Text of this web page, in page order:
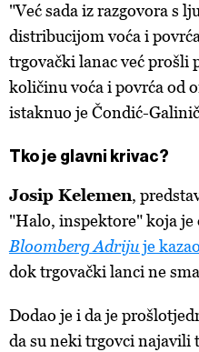
"Već sada iz razgovora s
distribucijom voća i
trgovački lanac već prošli
količinu voća i povrća od
istaknuo je Čondić-
Tko je glavni krivac?
Josip Kelemen,
"Halo, inspektore" koja je
Bloomberg Adrijuje kazao
dok trgovački lanci ne
Dodao je i da je
da su neki trgovci najavili